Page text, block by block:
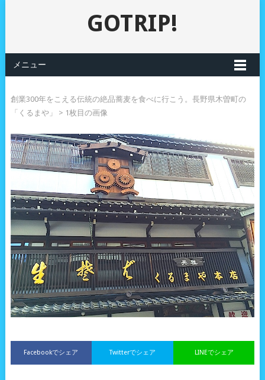
GOTRIP!
メニュー
創業300年をこえる伝統の絶品蕎麦を食べに行こう。長野県木曽町の
「くるまや」
> 1枚目の画像
Facebookでシェア LINEでシェア
Twitterでシェア